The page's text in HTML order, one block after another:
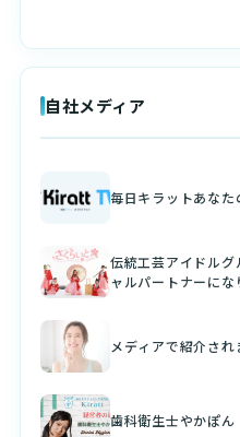
自社メディア
毎日キラットあな
伝統工芸アイドル
ャルパートナーにな
メディアで紹介され
歯科衛生士やかぽ